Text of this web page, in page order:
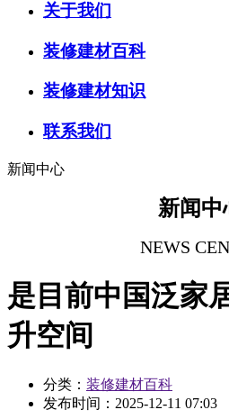
关于我们
装修建材百科
装修建材知识
联系我们
新闻中心
新闻中
NEWS
是目前中国泛家
升空间
分类： 装修建材百科
发布时间： 2025-12-11 07:03